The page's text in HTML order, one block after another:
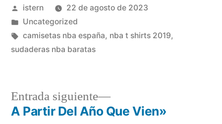
Publicado
por
istern
22 de agosto de 2023
Publicado
en
Uncategorized
Etiquetas:
camisetas nba españa, nba t shirts 2019,
sudaderas nba baratas
Entrada siguiente
Entrada
siguiente:
A Partir Del Año Que Vien»